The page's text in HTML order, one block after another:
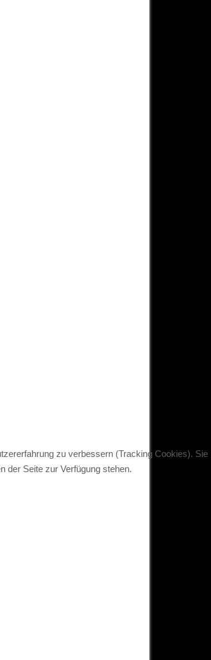
zu verbessern (Tracking Cookies). Sie
der Seite zur Verfügung stehen.